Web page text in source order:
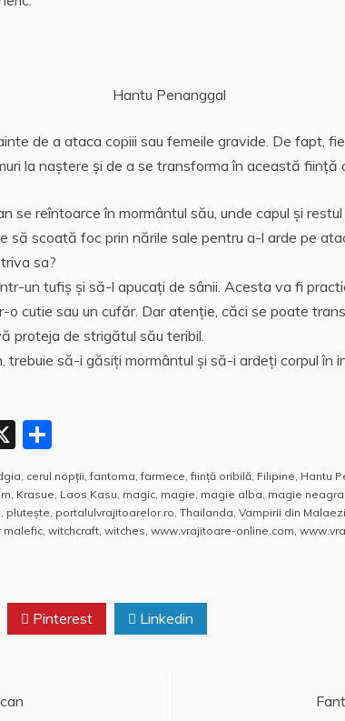
Hantu Penanggal
de a ataca copiii sau femeile gravide. De fapt,
la naștere și de a se transforma în această fiinţă
se reîntoarce în mormântul său, unde capul și
să scoată foc prin nările sale pentru a-l arde pe
sa?
un tufiș şi să-l apucaţi de sânii. Acesta va fi
cutie sau un cufăr. Dar atenţie, căci se poate
proteja de strigătul său teribil.
trebuie să-i găsiţi mormântul și să-i ardeţi corpul în
X
rt
aj
z
ă
, cerul nopţii,fantoma,farmece,fiinţă oribilă, Filipine, Hantu
, Krasue, Laos Kasu, magic, magie, magie alba, magie neagra
, pluteşte, portalulvrajitoarelor.ro, Thailanda, Vampirii din
malefic, witchcraft, witches, www.vrajitoare-online.com,
Pinterest Linkedin